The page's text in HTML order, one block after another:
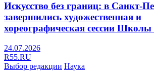
Искусство без границ: в Санкт-
завершились художественная и
хореографическая сессии
24.07.2026
R55.RU
Выбор редакции Наука